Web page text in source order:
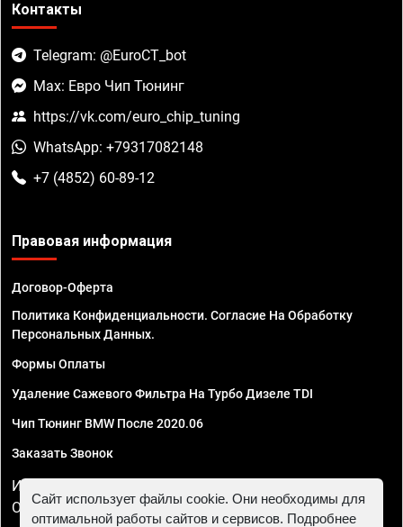
Контакты
Telegram: @EuroCT_bot
Max: Евро Чип Тюнинг
https://vk.com/euro_chip_tuning
WhatsApp: +79317082148
+7 (4852) 60-89-12
Правовая информация
Договор-Оферта
Политика Конфиденциальности. Согласие На Обработку
Персональных Данных.
Формы Оплаты
Удаление Сажевого Фильтра На Турбо Дизеле TDI
Чип Тюнинг BMW После 2020.06
Заказать Звонок
ИП Смирнов Георгий Павлович. ИНН 781302555843,
ОГРНИП 324470400032610
Сайт использует файлы cookie. Они необходимы для
оптимальной работы сайтов и сервисов. Подробнее